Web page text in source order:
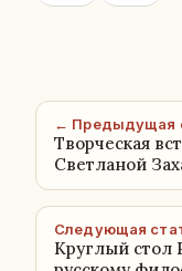
← Предыдущая
Творческая
Светланой
Следующая
Круглый